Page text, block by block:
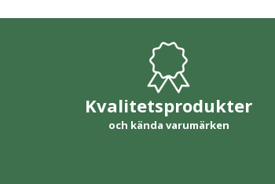
Kvalitetsprodukter
och kända varumärken